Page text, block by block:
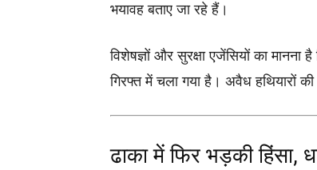
भयावह बताए जा रहे हैं।
विशेषज्ञों और सुरक्षा एजेंसियों का मानना
गिरफ्त में चला गया है। अवैध हथियारों
ढाका में फिर भड़की हिंसा,